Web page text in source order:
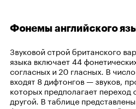
Фонемы английского
Звуковой строй британского
языка включает 44
согласных и 20 гласных. В
входят 8 дифтонгов — звуков,
которых предполагает переход
другой. В таблице